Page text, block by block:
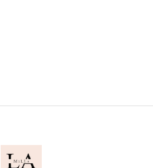
NAZWA
PRODUCENTA:
LA